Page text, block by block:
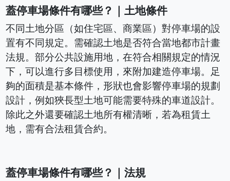
蓋停車場條件有哪些？｜土地條件
不同土地分區（如住宅區、商業區）對停車場的設
置有不同規定。需確認土地是否符合當地都市計畫
法規。部分公共設施用地，在符合相關規定的情況
下，可以進行多目標使用，來附加建造停車場。足
夠的面積是基本條件，形狀也會影響停車場的規劃
設計，例如狹長型土地可能需要特殊的車道設計。
除此之外還要確認土地所有權清晰，若為租賃土
地，需有合法租賃合約。
蓋停車場條件有哪些？｜法規